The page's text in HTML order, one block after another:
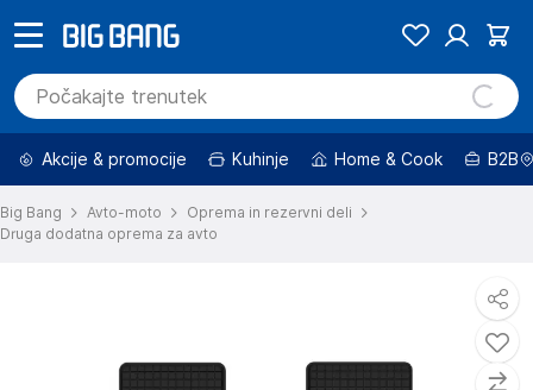
Akcije & promocije Kuhinje Home & Cook B2B
Big Bang Avto-moto
Oprema in rezervni deli
Druga dodatna oprema za avto